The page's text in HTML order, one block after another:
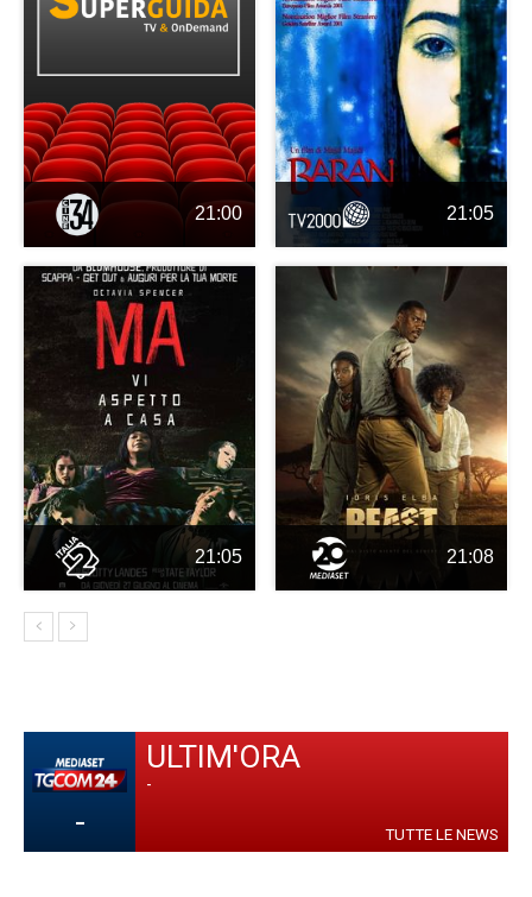
21:00 21:05
21:05 21:08
-
ULTIM'ORA
-
TUTTE LE NEWS